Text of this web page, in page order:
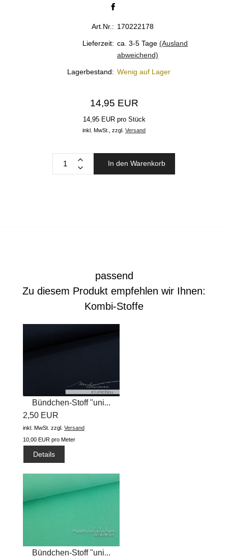
Art.Nr.: 170222178
Lieferzeit: ca. 3-5 Tage (Ausland
abweichend)
Lagerbestand: Wenig auf Lager
14,95 EUR
14,95 EUR pro Stück
inkl. MwSt., zzgl. Versand
In den Warenkorb
passend
Zu diesem Produkt empfehlen wir Ihnen:
Kombi-Stoffe
Bündchen-Stoff "uni...
2,50 EUR
inkl. MwSt. zzgl. Versand
10,00 EUR pro Meter
Details
Bündchen-Stoff "uni...